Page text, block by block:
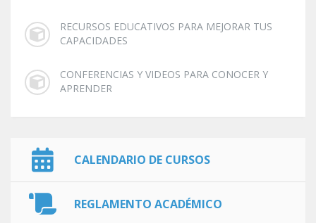
RECURSOS EDUCATIVOS PARA MEJORAR TUS
CAPACIDADES
CONFERENCIAS Y VIDEOS PARA CONOCER Y
APRENDER
CALENDARIO DE CURSOS
REGLAMENTO ACADÉMICO